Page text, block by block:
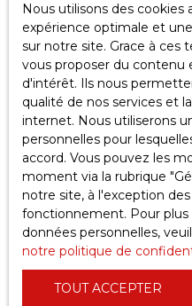
À première vue, lesoutils
Ils permettent d’obtenir
prix du m2 Dax.
En réalité, ces
générales. Ils ne
spécificités de votre
ou l’environnement
Par conséquent, le
estimation automatique
évaluer votre propriété.
la vente.
essentielle. En effet, une
Nous utilisons des cookies
expérience optimale et
sur notre site. Grace à ces
vous proposer du contenu
d'intérêt. Ils nous
qualité de nos services et
internet. Nous utiliserons
personnelles pour
accord. Vous pouvez les
moment via la rubrique
notre site, à l'exception
fonctionnement. Pour
données personnelles,
notre politique de
TOUT ACCEPTER